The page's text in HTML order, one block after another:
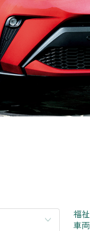
福祉
車両